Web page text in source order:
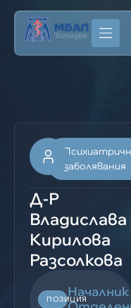
заболявания
Д-Р
Владислава
Кирилова
Разсолкова
ПОЗИЦИЯНачалник